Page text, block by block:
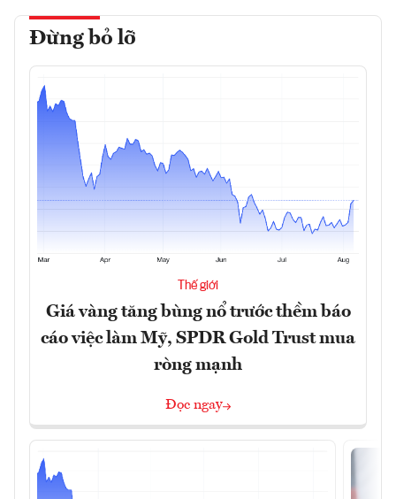
Đừng bỏ lỡ
Thế giới
Giá vàng tăng bùng nổ trước thềm báo
cáo việc làm Mỹ, SPDR Gold Trust mua
ròng mạnh
Đọc ngay